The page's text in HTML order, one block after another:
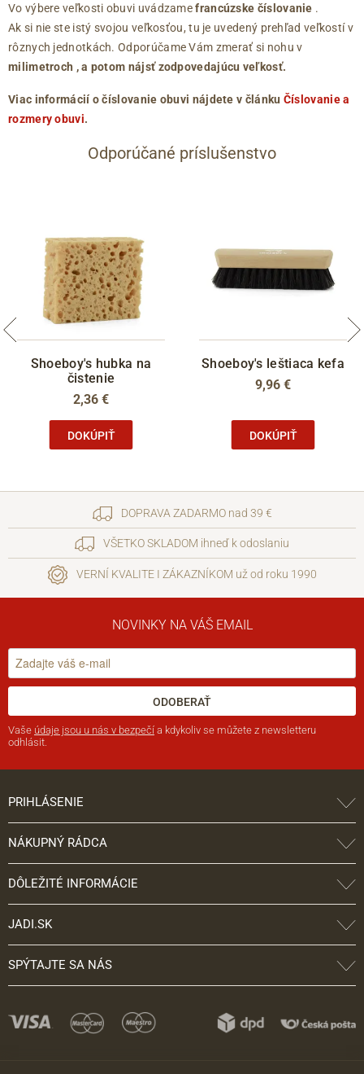
Vo výbere veľkosti obuvi uvádzamefrancúzske číslovanie .
Ak si nie ste istý svojou veľkosťou, tu je uvedený prehľad veľkostí v
rôznych jednotkách. Odporúčame Vám zmerať si nohu v
milimetroch , a potom nájsť zodpovedajúcu veľkosť.
Viac informácií o číslovanie obuvi nájdete v článku Číslovanie a
rozmery obuvi.
Odporúčané príslušenstvo
Shoeboy's hubka na
čistenie
2,36 €
DOKÚPIŤ
Shoeboy's leštiaca kefa
9,96 €
DOKÚPIŤ
DOPRAVA ZADARMO nad 39 €
VŠETKO SKLADOM ihneď k odoslaniu
VERNÍ KVALITE I ZÁKAZNÍKOM už od roku 1990
NOVINKY NA VÁŠ EMAIL
ODOBERAŤ
Vaše údaje jsou u nás v bezpečí a kdykoliv se můžete z newsletteru
odhlásit.
PRIHLÁSENIE
NÁKUPNÝ RÁDCA
DÔLEŽITÉ INFORMÁCIE
JADI.SK
SPÝTAJTE SA NÁS